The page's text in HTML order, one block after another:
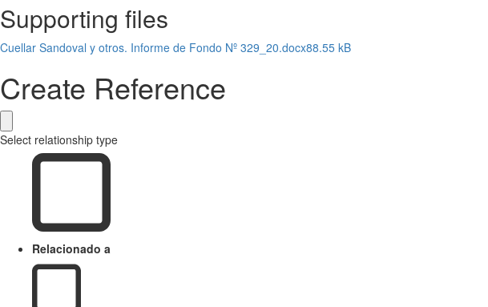
Supporting files
Cuellar Sandoval y otros. Informe de Fondo Nº 329_20.docx88.55 kB
Create Reference
Select relationship type
Relacionado a